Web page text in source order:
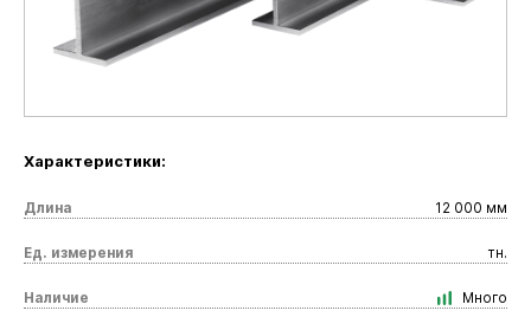
Характеристики:
Длина 12 000 мм
Ед. измерения тн.
Наличие Много